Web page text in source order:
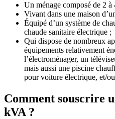
Un ménage composé de 2 à
Vivant dans une maison
Équipé d’un système de
chaude sanitaire électrique ;
Qui dispose de nombreux
équipements relativement
l’électroménager, un
mais aussi une piscine
pour voiture électrique, et/
Comment souscrire
kVA ?